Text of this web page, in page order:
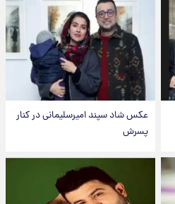
عکس شاد سپند امیرسلیمانی در کنار
پسرش